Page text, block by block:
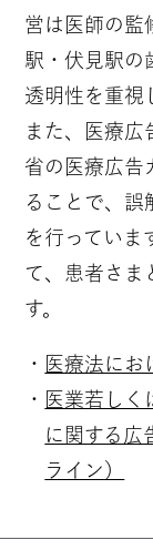
営は医師の監
駅・伏見駅の
透明性を重視
また、医療広
省の医療広告
ることで、誤
を行っていま
て、患者さま
す。
医療法にお
医業若しく
に関する広
ライン）